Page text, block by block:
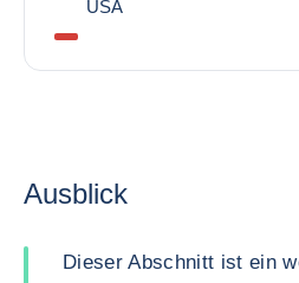
USA
Ausblick
Dieser Abschnitt ist ein